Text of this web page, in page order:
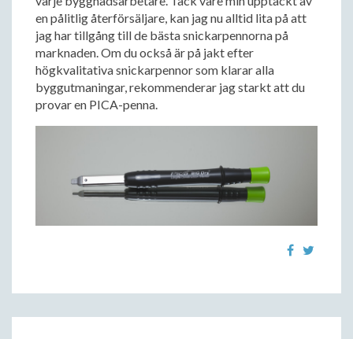
en pålitlig återförsäljare, kan jag nu alltid lita på att
jag har tillgång till de bästa snickarpennorna på
marknaden. Om du också är på jakt efter
högkvalitativa snickarpennor som klarar alla
byggutmaningar, rekommenderar jag starkt att du
provar en PICA-penna.